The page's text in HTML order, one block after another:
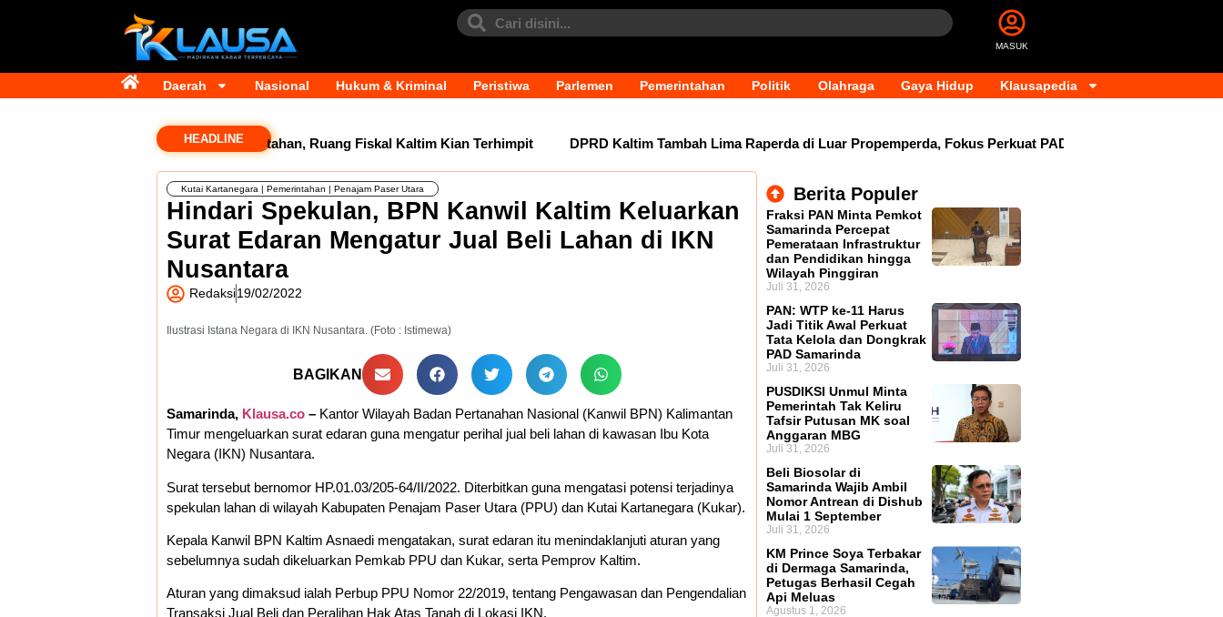
MASUK
Daerah Nasional Hukum & Kriminal Peristiwa Parlemen Pemerintahan Politik Olahraga Gaya Hidup Klausapedia
HEADLINE
Dana Transfer Rp2,5 Triliun Masih Tertahan, Ruang Fiskal Kaltim Kian Terhimpit DPRD Kaltim Tambah Lima Raperda di Luar Propemperda, Fokus Perkuat PAD dan Penyesuaian
Kutai Kartanegara | Pemerintahan | Penajam Paser Utara
Hindari Spekulan, BPN Kanwil Kaltim Keluarkan
Surat Edaran Mengatur Jual Beli Lahan di IKN
Nusantara
Redaksi19/02/2022
Ilustrasi Istana Negara di IKN Nusantara. (Foto : Istimewa)
BAGIKAN
Samarinda, Klausa.co – Kantor Wilayah Badan Pertanahan Nasional (Kanwil BPN) Kalimantan
Timur mengeluarkan surat edaran guna mengatur perihal jual beli lahan di kawasan Ibu Kota
Negara (IKN) Nusantara.
Surat tersebut bernomor HP.01.03/205-64/II/2022. Diterbitkan guna mengatasi potensi terjadinya
spekulan lahan di wilayah Kabupaten Penajam Paser Utara (PPU) dan Kutai Kartanegara (Kukar).
Kepala Kanwil BPN Kaltim Asnaedi mengatakan, surat edaran itu menindaklanjuti aturan yang
sebelumnya sudah dikeluarkan Pemkab PPU dan Kukar, serta Pemprov Kaltim.
Aturan yang dimaksud ialah Perbup PPU Nomor 22/2019, tentang Pengawasan dan Pengendalian
Transaksi Jual Beli dan Peralihan Hak Atas Tanah di Lokasi IKN.
Berita Populer
Fraksi PAN Minta Pemkot
Samarinda Percepat
Pemerataan Infrastruktur
dan Pendidikan hingga
Wilayah Pinggiran
Juli 31, 2026
PAN: WTP ke-11 Harus
Jadi Titik Awal Perkuat
Tata Kelola dan Dongkrak
PAD Samarinda
Juli 31, 2026
PUSDIKSI Unmul Minta
Pemerintah Tak Keliru
Tafsir Putusan MK soal
Anggaran MBG
Juli 31, 2026
Beli Biosolar di
Samarinda Wajib Ambil
Nomor Antrean di Dishub
Mulai 1 September
Juli 31, 2026
KM Prince Soya Terbakar
di Dermaga Samarinda,
Petugas Berhasil Cegah
Api Meluas
Agustus 1, 2026